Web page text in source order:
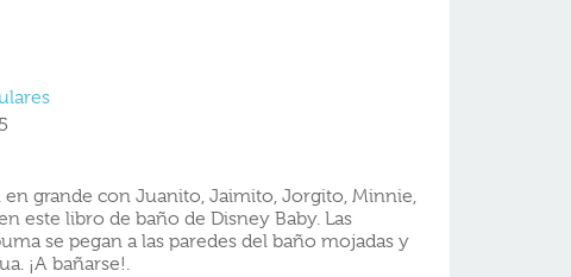
en grande con Juanito, Jaimito, Jorgito, Minnie,
este libro de baño de Disney Baby. Las
se pegan a las paredes del baño mojadas y
¡A bañarse!.